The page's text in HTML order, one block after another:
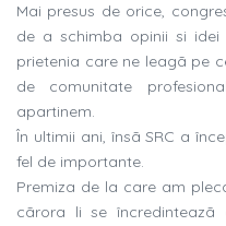
Mai presus de orice,
de a schimba opinii si
prietenia care ne leagã pe
de comunitate
apartinem.
În ultimii ani, însã SRC a
fel de importante.
Premiza de la care am
cãrora li se încredinteazã